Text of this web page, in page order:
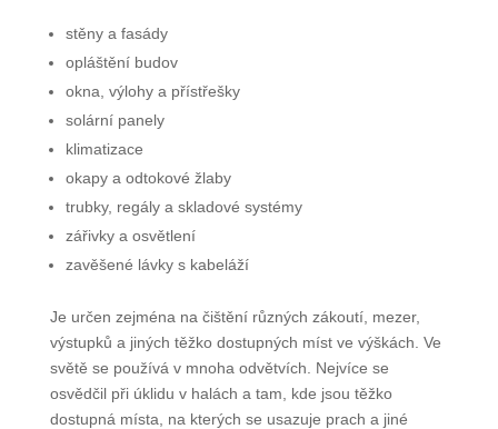
stěny a fasády
opláštění budov
okna, výlohy a přístřešky
solární panely
klimatizace
okapy a odtokové žlaby
trubky, regály a skladové systémy
zářivky a osvětlení
zavěšené lávky s kabeláží
Je určen zejména na čištění různých zákoutí, mezer,
výstupků a jiných těžko dostupných míst ve výškách. Ve
světě se používá v mnoha odvětvích. Nejvíce se
osvědčil při úklidu v halách a tam, kde jsou těžko
dostupná místa, na kterých se usazuje prach a jiné